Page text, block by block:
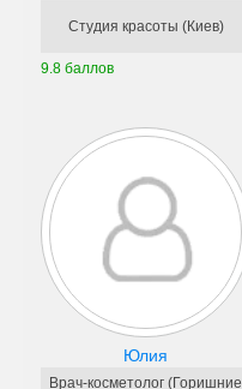
Студия красоты (Киев)
9.8 баллов
Юлия
Врач-косметолог (Горишние